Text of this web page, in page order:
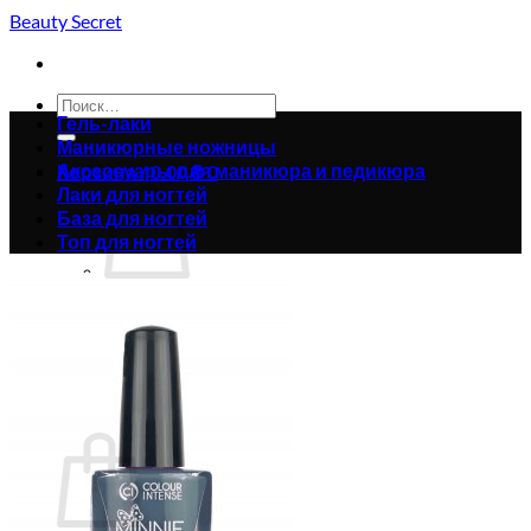
Skip
content
Beauty Secret
Искать:
Корзина /0.00₴0
Вернуться в магазин
Корзина
Гель-лаки
Маникюрные ножницы
Аксессуары для маникюра и педикюра
Лаки для ногтей
База для ногтей
Топ для ногтей